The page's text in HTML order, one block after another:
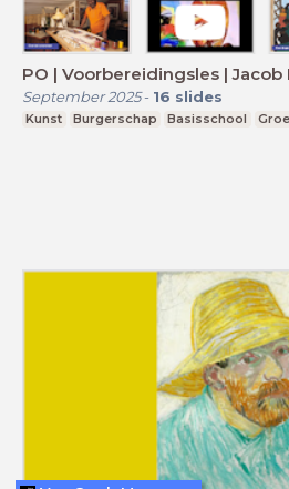
PO | Voorbereidingsles | Jacob
September 2025- 16 slides
Kunst Burgerschap Basisschool